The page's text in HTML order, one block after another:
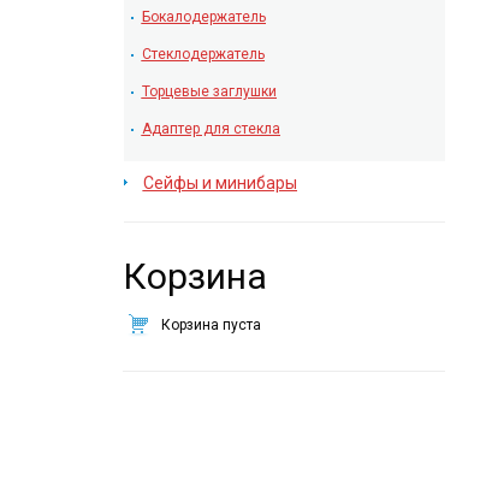
Бокалодержатель
Стеклодержатель
Торцевые заглушки
Адаптер для стекла
Сейфы и минибары
Корзина
Корзина пуста